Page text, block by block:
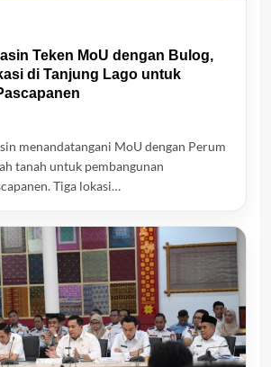
Teken MoU dengan Bulog,
di Tanjung Lago untuk
menandatangani MoU dengan Perum
tanah untuk pembangunan
Tiga lokasi…